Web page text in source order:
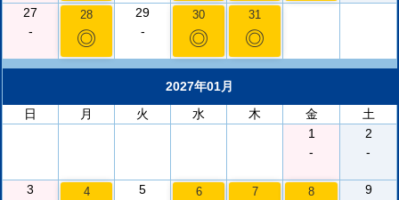
27
-
28
◎
29
-
30
◎
31
◎
2027年01月
日
月 火 水 木 金
土
1
-
2
-
3
4
5
6 7 8
9